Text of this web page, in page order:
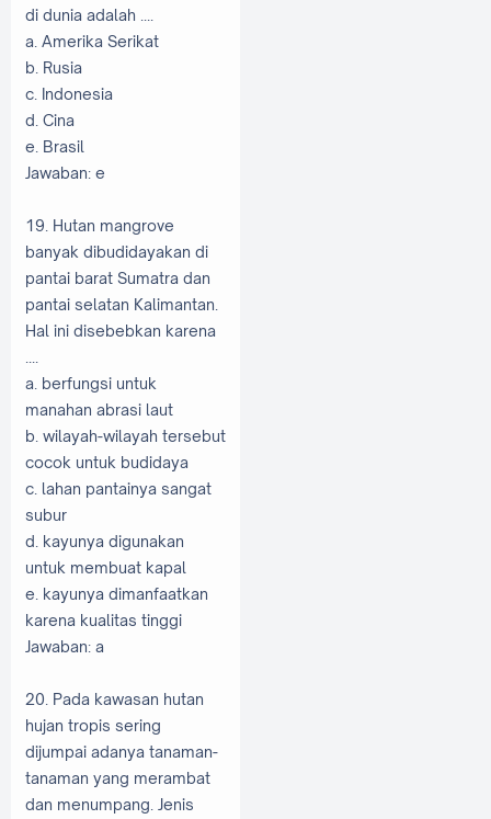
di dunia adalah ....
a. Amerika Serikat
b. Rusia
c. Indonesia
d. Cina
e. Brasil
Jawaban: e
19. Hutan mangrove
banyak dibudidayakan di
pantai barat Sumatra dan
pantai selatan Kalimantan.
Hal ini disebebkan karena
a. berfungsi untuk
manahan abrasi laut
b. wilayah-wilayah tersebut
cocok untuk budidaya
c. lahan pantainya sangat
subur
d. kayunya digunakan
untuk membuat kapal
e. kayunya dimanfaatkan
karena kualitas tinggi
Jawaban: a
20. Pada kawasan hutan
hujan tropis sering
dijumpai adanya tanaman-
tanaman yang merambat
dan menumpang. Jenis